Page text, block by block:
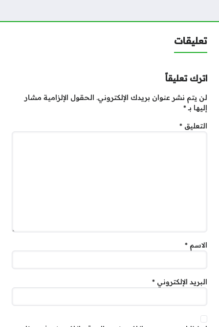
تعليقات
اترك تعليقاً
لن يتم نشر عنوان بريدك الإلكتروني. الحقول الإلزامية مشار
إليها بـ*
التعليق *
الاسم *
البريد الإلكتروني *